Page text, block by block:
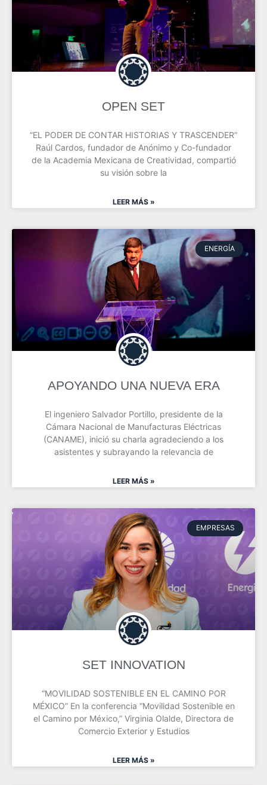
OPEN SET
“EL PODER DE CONTAR HISTORIAS Y TRASCENDER”
Raúl Cardos, fundador de Anónimo y Co-fundador
de la Academia Mexicana de Creatividad, compartió
su visión sobre la
LEER MÁS »
ENERGÍA
APOYANDO UNA NUEVA ERA
El ingeniero Salvador Portillo, presidente de la
Cámara Nacional de Manufacturas Eléctricas
(CANAME), inició su charla agradeciendo a los
asistentes y subrayando la relevancia de
LEER MÁS »
EMPRESAS
SET INNOVATION
“MOVILIDAD SOSTENIBLE EN EL CAMINO POR
MÉXICO” En la conferencia “Movilidad Sostenible en
el Camino por México,” Virginia Olalde, Directora de
Comercio Exterior y Estudios
LEER MÁS »